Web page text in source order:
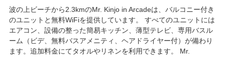
波の上ビーチから2.3kmのMr. Kinjo in Arcadeは、バルコニー付き
のユニットと無料WiFiを提供しています。 すべてのユニットには
エアコン、設備の整った簡易キッチン、薄型テレビ、専用バスル
ーム（ビデ、無料バスアメニティ、ヘアドライヤー付）が備わり
ます。追加料金にてタオルやリネンを利用できます。 Mr.